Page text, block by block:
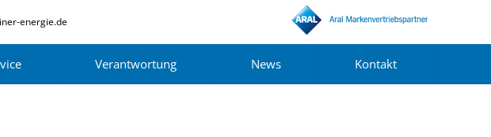
energie.de
Verantwortung News Kontakt